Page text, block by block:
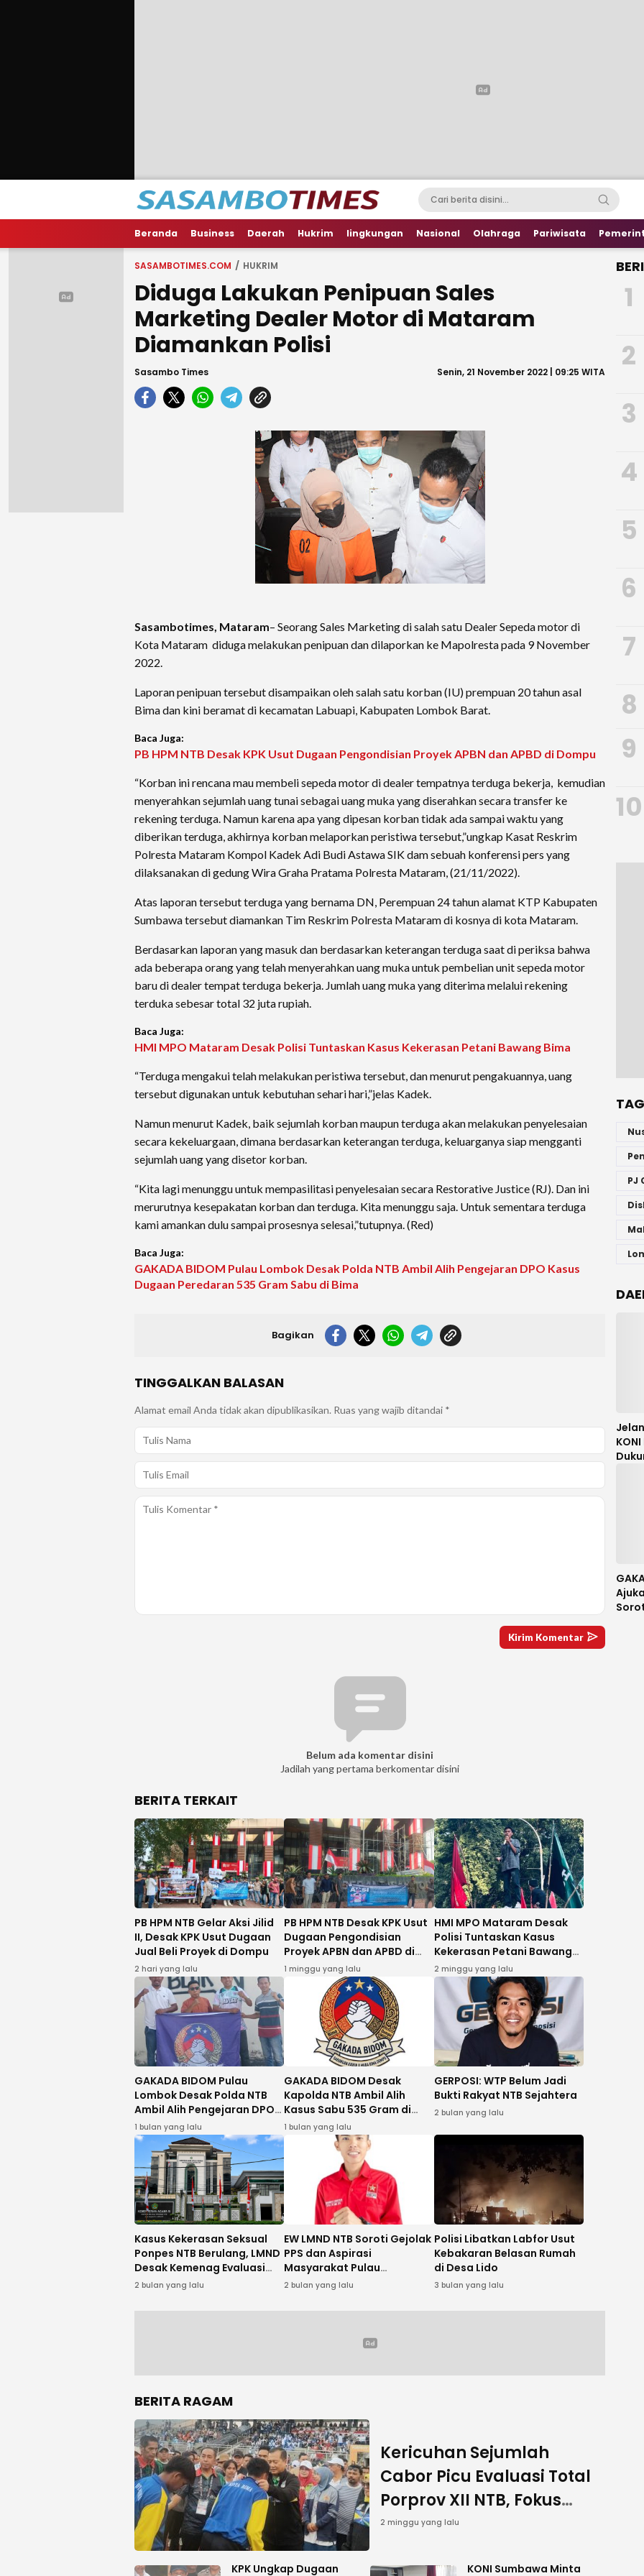
Beranda Business Daerah Hukrim lingkungan Nasional Olahraga Pariwisata
SASAMBOTIMES.COM HUKRIM
Diduga Lakukan Penipuan Sales
Marketing Dealer Motor di Mataram
Diamankan Polisi
Sasambo Times Senin, 21 November 2022 | 09:25 WITA
Sasambotimes, Mataram– Seorang Sales Marketing di salah satu Dealer Sepeda motor di
Kota Mataram diduga melakukan penipuan dan dilaporkan ke Mapolresta pada 9 November
2022.
Laporan penipuan tersebut disampaikan oleh salah satu korban (IU) prempuan 20 tahun asal
Bima dan kini beramat di kecamatan Labuapi, Kabupaten Lombok Barat.
Baca Juga:
PB HPM NTB Desak KPK Usut Dugaan Pengondisian Proyek APBN dan APBD di Dompu
“Korban ini rencana mau membeli sepeda motor di dealer tempatnya terduga bekerja, kemudian
menyerahkan sejumlah uang tunai sebagai uang muka yang diserahkan secara transfer ke
rekening terduga. Namun karena apa yang dipesan korban tidak ada sampai waktu yang
diberikan terduga, akhirnya korban melaporkan peristiwa tersebut,”ungkap Kasat Reskrim
Polresta Mataram Kompol Kadek Adi Budi Astawa SIK dam sebuah konferensi pers yang
dilaksanakan di gedung Wira Graha Pratama Polresta Mataram, (21/11/2022).
Atas laporan tersebut terduga yang bernama DN, Perempuan 24 tahun alamat KTP Kabupaten
Sumbawa tersebut diamankan Tim Reskrim Polresta Mataram di kosnya di kota Mataram.
Berdasarkan laporan yang masuk dan berdasarkan keterangan terduga saat di periksa bahwa
ada beberapa orang yang telah menyerahkan uang muka untuk pembelian unit sepeda motor
baru di dealer tempat terduga bekerja. Jumlah uang muka yang diterima melalui rekening
terduka sebesar total 32 juta rupiah.
Baca Juga:
HMI MPO Mataram Desak Polisi Tuntaskan Kasus Kekerasan Petani Bawang Bima
“Terduga mengakui telah melakukan peristiwa tersebut, dan menurut pengakuannya, uang
tersebut digunakan untuk kebutuhan sehari hari,”jelas Kadek.
Namun menurut Kadek, baik sejumlah korban maupun terduga akan melakukan penyelesaian
secara kekeluargaan, dimana berdasarkan keterangan terduga, keluarganya siap mengganti
sejumlah uang yang disetor korban.
“Kita lagi menunggu untuk mempasilitasi penyelesaian secara Restorative Justice (RJ). Dan ini
merurutnya kesepakatan korban dan terduga. Kita menunggu saja. Untuk sementara terduga
kami amankan dulu sampai prosesnya selesai,”tutupnya. (Red)
Baca Juga:
GAKADA BIDOM Pulau Lombok Desak Polda NTB Ambil Alih Pengejaran DPO Kasus
Dugaan Peredaran 535 Gram Sabu di Bima
Bagikan
TINGGALKAN BALASAN
Alamat email Anda tidak akan dipublikasikan. Ruas yang wajib ditandai *
Belum ada komentar disini
Jadilah yang pertama berkomentar disini
BERITA TERKAIT
PB HPM NTB Gelar Aksi Jilid
II, Desak KPK Usut Dugaan
Jual Beli Proyek di Dompu
2 hari yang lalu
PB HPM NTB Desak KPK Usut
Dugaan Pengondisian
Proyek APBN dan APBD di
Dompu
1 minggu yang lalu
HMI MPO Mataram Desak
Polisi Tuntaskan Kasus
Kekerasan Petani Bawang
Bima
2 minggu yang lalu
GAKADA BIDOM Pulau
Lombok Desak Polda NTB
Ambil Alih Pengejaran DPO
Kasus Dugaan Peredaran
535 Gram Sabu di Bima
1 bulan yang lalu
GAKADA BIDOM Desak
Kapolda NTB Ambil Alih
Kasus Sabu 535 Gram di
Bima
1 bulan yang lalu
GERPOSI: WTP Belum Jadi
Bukti Rakyat NTB Sejahtera
2 bulan yang lalu
Kasus Kekerasan Seksual
Ponpes NTB Berulang, LMND
Desak Kemenag Evaluasi
Total
2 bulan yang lalu
EW LMND NTB Soroti Gejolak
PPS dan Aspirasi
Masyarakat Pulau
Sumbawa
2 bulan yang lalu
Polisi Libatkan Labfor Usut
Kebakaran Belasan Rumah
di Desa Lido
3 bulan yang lalu
BERITA RAGAM
Kericuhan Sejumlah
Cabor Picu Evaluasi Total
Porprov XII NTB, Fokus
Sukseskan PON 2028
2 minggu yang lalu
KPK Ungkap Dugaan KONI Sumbawa Minta
1
2
3
4
5
6
7
8
9
10
PJ
KONI